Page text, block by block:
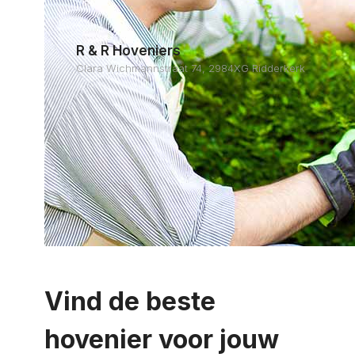
R & R Hoveniers
Clara Wichmannstraat 74, 2984XG Ridderkerk
Vind de beste
hovenier voor jouw